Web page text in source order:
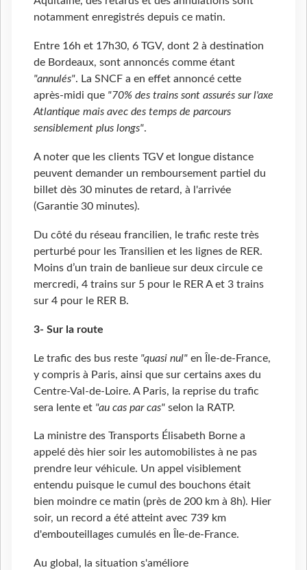
notamment enregistrés depuis ce matin.
Entre 16h et 17h30, 6 TGV, dont 2 à destination
de Bordeaux, sont annoncés comme étant
"annulés". La SNCF a en effet annoncé cette
après-midi que "70% des trains sont assurés sur l'axe
Atlantique mais avec des temps de parcours
sensiblement plus longs".
A noter que les clients TGV et longue distance
peuvent demander un remboursement partiel du
billet dès 30 minutes de retard, à l'arrivée
(Garantie 30 minutes).
Du côté du réseau francilien, le trafic reste très
perturbé pour les Transilien et les lignes de RER.
Moins d’un train de banlieue sur deux circule ce
mercredi, 4 trains sur 5 pour le RER A et 3 trains
sur 4 pour le RER B.
3- Sur la route
Le trafic des bus reste "quasi nul" en Île-de-France,
y compris à Paris, ainsi que sur certains axes du
Centre-Val-de-Loire. A Paris, la reprise du trafic
sera lente et "au cas par cas" selon la RATP.
La ministre des Transports Élisabeth Borne a
appelé dès hier soir les automobilistes à ne pas
prendre leur véhicule. Un appel visiblement
entendu puisque le cumul des bouchons était
bien moindre ce matin (près de 200 km à 8h). Hier
soir, un record a été atteint avec 739 km
d'embouteillages cumulés en Île-de-France.
Au global, la situation s'améliore